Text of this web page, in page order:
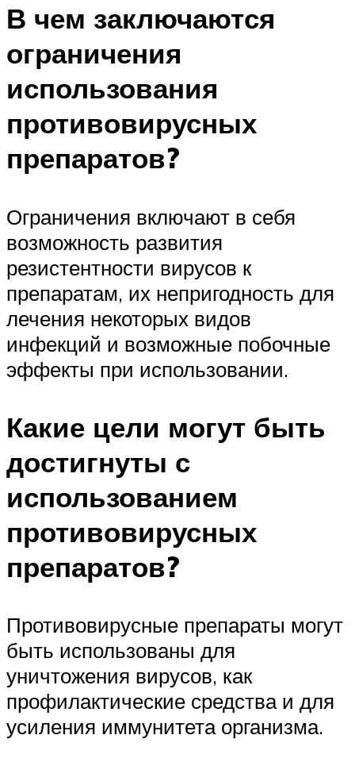
В чем заключаются
ограничения
использования
противовирусных
препаратов?
Ограничения включают в себя
возможность развития
резистентности вирусов к
препаратам, их непригодность для
лечения некоторых видов
инфекций и возможные побочные
эффекты при использовании.
Какие цели могут быть
достигнуты с
использованием
противовирусных
препаратов?
Противовирусные препараты могут
быть использованы для
уничтожения вирусов, как
профилактические средства и для
усиления иммунитета организма.